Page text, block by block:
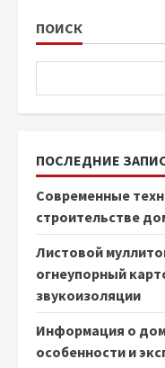
ПОИСК
ПОСЛЕДНИЕ
Современные
строительстве
Листовой
огнеупорный
звукоизоляции
Информация о
особенности и